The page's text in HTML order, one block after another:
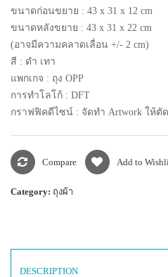
ขนาดก่อนขยาย : 43 x 31 x 12 cm
ขนาดหลังขยาย : 43 x 31 x 22 cm
(อาจมีความคลาดเลื่อน +/- 2 cm)
สี : ดำ เทา
แพกเกจ : ถุง OPP
การทำโลโก้ : DFT
กราฟฟิคดีไซน์ : จัดทำ Artwork ให้ตั
Compare Add to
Category: ถุงผ้า
DESCRIPTION